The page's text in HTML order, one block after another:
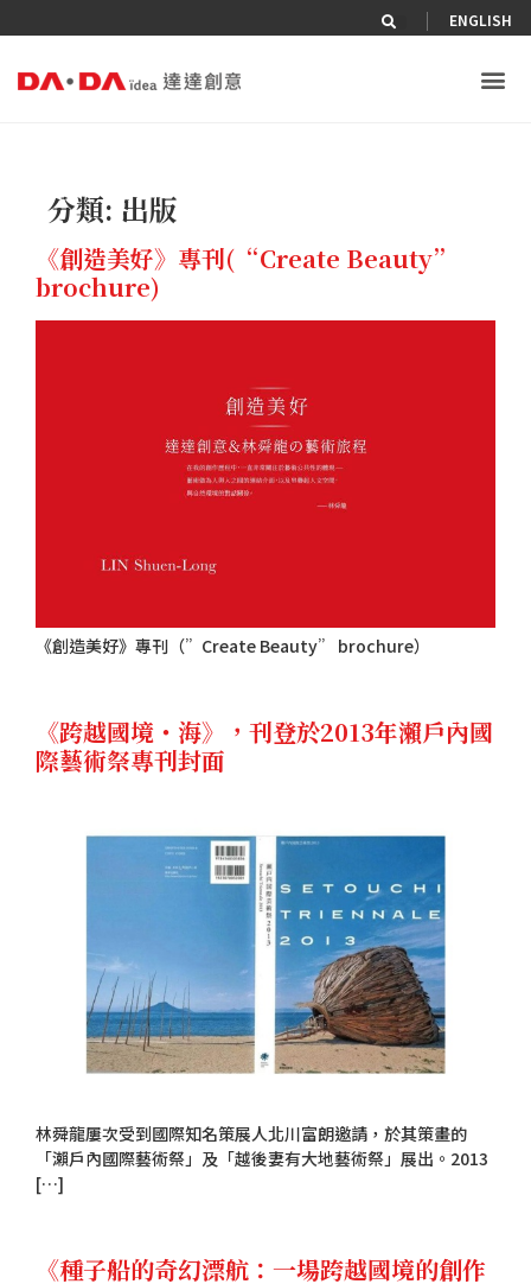
| ENGLISH
分類: 出版
《創造美好》專刊(“Create Beauty”
brochure)
《創造美好》專刊（”Create Beauty” brochure）
《跨越國境・海》，刊登於2013年瀨戶內國
際藝術祭專刊封面
林舜龍屢次受到國際知名策展人北川富朗邀請，於其策畫的
「瀨戶內國際藝術祭」及「越後妻有大地藝術祭」展出。2013
[…]
《種子船的奇幻漂航：一場跨越國境的創作